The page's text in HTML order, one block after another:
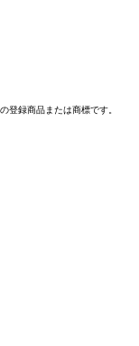
登録商品または商標です。